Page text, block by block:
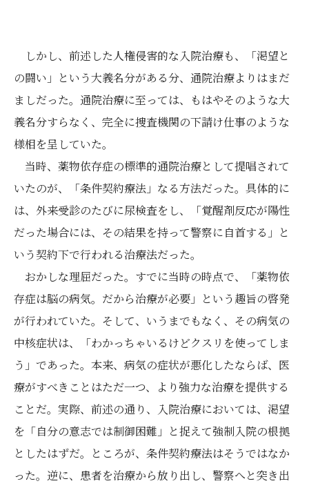
しかし、前述した人権侵害的な入院治療も、「渇望と
の闘い」という大義名分がある分、通院治療よりはまだ
ましだった。通院治療に至っては、もはやそのような大
義名分すらなく、完全に捜査機関の下請け仕事のような
様相を呈していた。
当時、薬物依存症の標準的通院治療として提唱されて
いたのが、「条件契約療法」なる方法だった。具体的に
は、外来受診のたびに尿検査をし、「覚醒剤反応が陽性
だった場合には、その結果を持って警察に自首する」と
いう契約下で行われる治療法だった。
おかしな理屈だった。すでに当時の時点で、「薬物依
存症は脳の病気。だから治療が必要」という趣旨の啓発
が行われていた。そして、いうまでもなく、その病気の
中核症状は、「わかっちゃいるけどクスリを使ってしま
う」であった。本来、病気の症状が悪化したならば、医
療がすべきことはただ一つ、より強力な治療を提供する
ことだ。実際、前述の通り、入院治療においては、渇望
を「自分の意志では制御困難」と捉えて強制入院の根拠
としたはずだ。ところが、条件契約療法はそうではなか
った。逆に、患者を治療から放り出し、警察へと突き出